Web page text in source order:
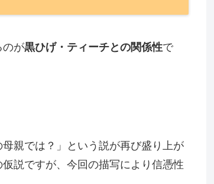
のが黒ひげ・ティーチとの関係性で
親では？」という説が再び盛り上が
説ですが、今回の描写により信憑性